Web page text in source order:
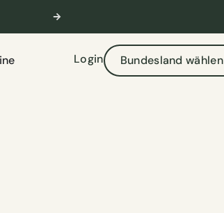
Informationen
Login Bundesland wählen